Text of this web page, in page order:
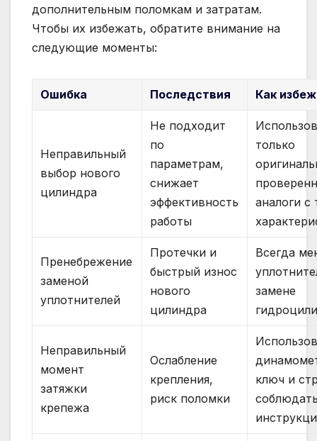
дополнительным поломкам и затратам.
Чтобы их избежать, обратите внимание на
следующие моменты:
Ошибка Последствия Как
Неправильный
выбор нового
цилиндра
Не подходит
по
параметрам,
снижает
эффективность
работы
только
аналоги
Пренебрежение
заменой
уплотнителей
Протечки и
быстрый износ
нового
цилиндра
Всегда
замене
Неправильный
момент
затяжки
крепежа
Ослабление
крепления,
риск поломки
ключ и